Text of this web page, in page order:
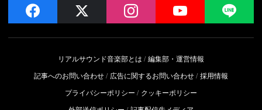
facebook instagram YouTube
リアルサウンド音楽部とは
編集部・運営情報
記事へのお問い合わせ
広告に関するお問い合わせ 採用情報
プライバシーポリシー
クッキーポリシー